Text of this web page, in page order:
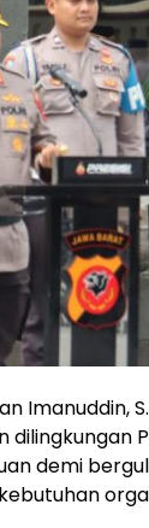
Imanuddin,
demi